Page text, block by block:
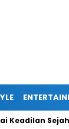
Sejahtera